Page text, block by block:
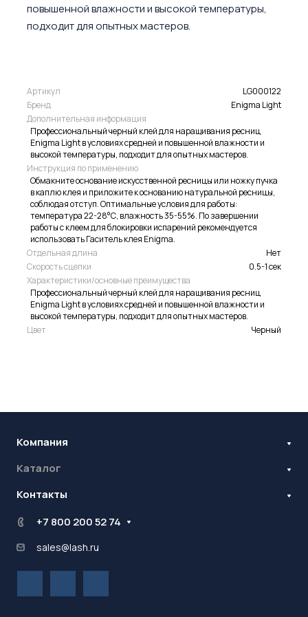
повышенной влажности и высокой температуры,
подходит для опытных мастеров.
Артикул
LG000122
Бренд
Enigma Light
Дополнительная информация
Профессиональный черный клей для наращивания ресниц
Enigma Light в условиях средней и повышенной влажности и
высокой температуры, подходит для опытных мастеров.
Инструкция по применению
Обмакните основание искусственной ресницы или ножку пучка
в каплю клея и приложите к основанию натуральной ресницы,
соблюдая отступ. Оптимальные условия для работы:
температура 22-28°С, влажность 35-55%. По завершении
работы с клеем для блокировки испарений рекомендуется
использовать Гаситель клея Enigma.
Отдельная длина
Нет
Скорость сцепки
0.5-1 сек
Характеристики/основные преимущества
Профессиональный черный клей для наращивания ресниц
Enigma Light в условиях средней и повышенной влажности и
высокой температуры, подходит для опытных мастеров.
Цвет
Черный
Компания
Бренды
Блог
Каталог
Наращивание ресниц
Ламинирование ресниц и бровей
Контакты
Стань оптовиком
Контрактное производство
+7 800 200 52 74
sales@lash.ru